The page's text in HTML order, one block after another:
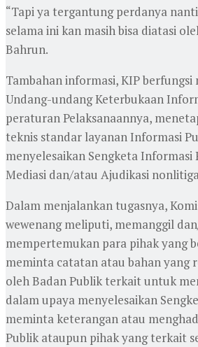
“Tapi ya tergantung perdanya
selama ini kan masih bisa diatasi
Bahrun.
Tambahan informasi, KIP berfungsi
Undang-undang Keterbukaan
peraturan Pelaksanaannya,
teknis standar layanan Informasi
menyelesaikan Sengketa Informasi
Mediasi dan/atau Ajudikasi
Dalam menjalankan tugasnya,
wewenang meliputi, memanggil
mempertemukan para pihak yang
meminta catatan atau bahan yang
oleh Badan Publik terkait untuk
dalam upaya menyelesaikan
meminta keterangan atau
Publik ataupun pihak yang terkait